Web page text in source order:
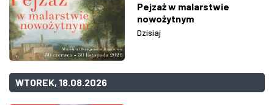
Pejzaż w malarstwie
nowożytnym
Dzisiaj
WTOREK, 18.08.2026